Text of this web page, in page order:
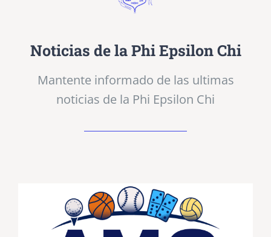
Noticias de la Phi Epsilon Chi
Mantente informado de las ultimas
noticias de la Phi Epsilon Chi